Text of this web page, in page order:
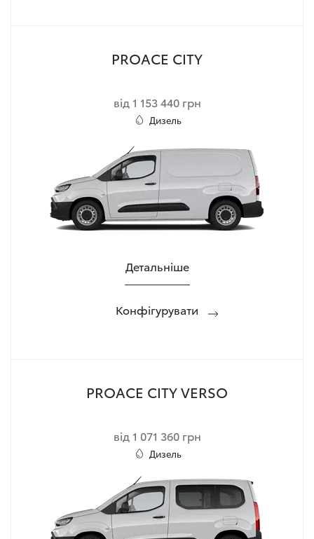
PROACE CITY
від 1 153 440 грн
Дизель
Детальніше
Конфігурувати
PROACE CITY VERSO
від 1 071 360 грн
Дизель